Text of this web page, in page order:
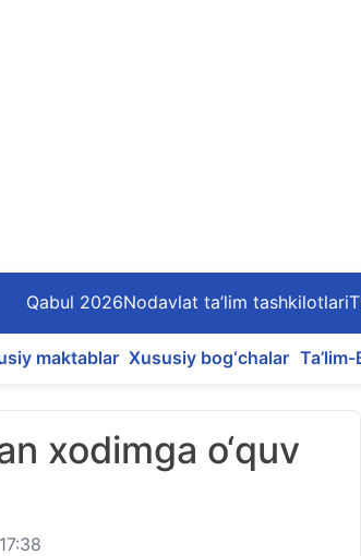
Qabul 2026Nodavlat ta’lim tashkilotlari
maktablar Xususiy bog‘chalar
xodimga o‘quv